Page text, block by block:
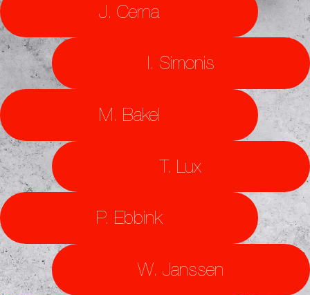
J. Cerna
I. Simonis
M. Bakel
T. Lux
P. Ebbink
W. Janssen